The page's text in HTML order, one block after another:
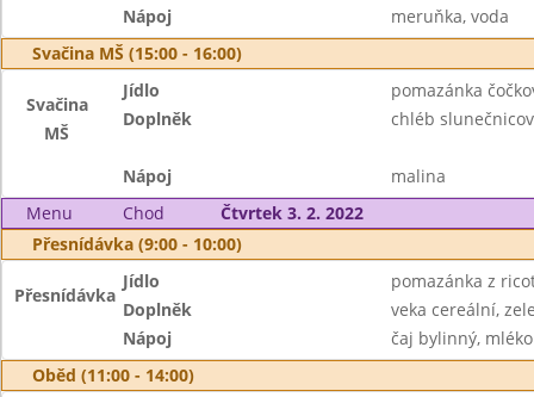
Nápoj
meruňka, voda
Svačina MŠ (15:00 - 16:00)
Svačina
MŠ
Jídlo
pomazánka
Doplněk
chléb
Nápoj
malina
Menu
Chod
Čtvrtek 3. 2. 2022
Přesnídávka (9:00 - 10:00)
Přesnídávka
Jídlo
pomazánka z
Doplněk
veka cereální,
Nápoj
čaj bylinný, mléko
Oběd (11:00 - 14:00)